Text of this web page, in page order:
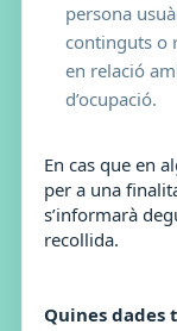
persona
continguts o
en relació
d’ocupació.
En cas que en
per a una
s’informarà
recollida.
Quines dades